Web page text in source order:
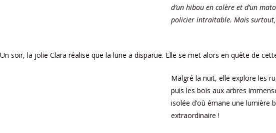
d’un hibou en colère et d’un
policier intraitable. Mais
Un soir, la jolie Clara réalise que la lune a disparue. Elle se met alors en quête de
Malgré la nuit, elle explore les
puis les bois aux arbres
isolée d’où émane une lumière
extraordinaire !